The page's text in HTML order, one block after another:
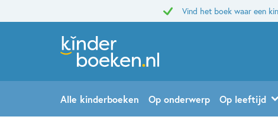
Vind het boek waar een
Alle kinderboeken Op onderwerp Op leeftijd